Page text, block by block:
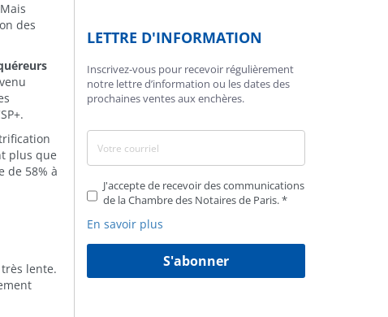
des
plus que
de 58% à
lente.
LETTRE D'INFORMATION
Inscrivez-vous pour recevoir régulièrement
notre lettre d’information ou les dates des
prochaines ventes aux enchères.
J'accepte de recevoir des communications
de la Chambre des Notaires de Paris.
En savoir plus
S'abonner